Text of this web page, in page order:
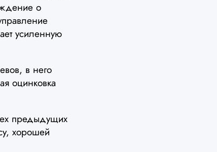
о
усиленную
в него
оцинковка
предыдущих
хорошей